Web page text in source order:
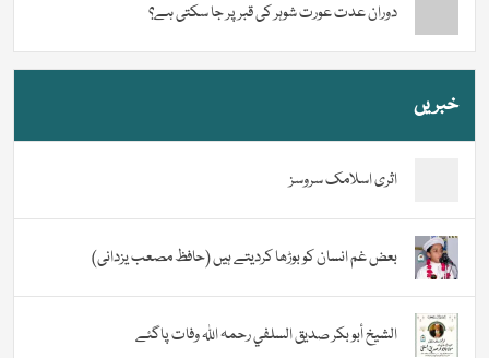
دوران عدت عورت شوہر کی قبر پر جا سکتی ہے؟
خبریں
اثری اسلامک سروسز
بعض غم انسان کو بوڑھا کردیتے ہیں (حافظ مصعب یزدانی)
الشيخ أبو بكر صديق السلفي رحمہ اللہ وفات پاگئے